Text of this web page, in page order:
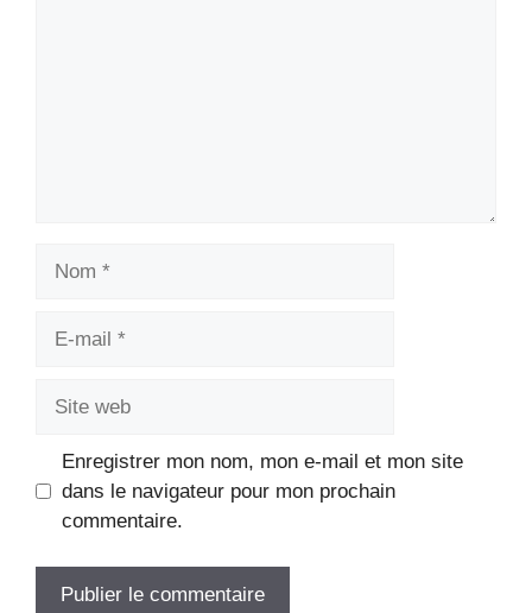
Enregistrer mon nom, mon e-mail et mon site
dans le navigateur pour mon prochain
commentaire.